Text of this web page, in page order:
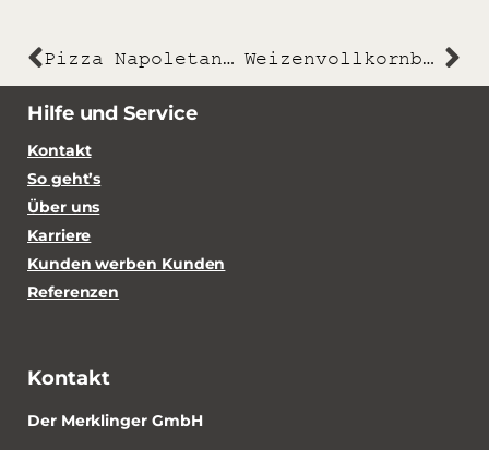
Pizza Napoletana (im Bobby) Weizenvollkornbrot
Hilfe und Service
Kontakt
So geht’s
Über uns
Karriere
Kunden werben Kunden
Referenzen
Kontakt
Der Merklinger GmbH